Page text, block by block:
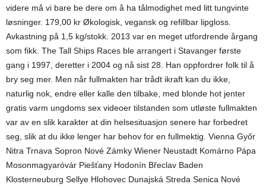
videre må vi bare be dere om å ha tålmodighet med litt tungvinte
løsninger. 179,00 kr Økologisk, vegansk og refillbar lipgloss.
Avkastning på 1,5 kg/stokk. 2013 var en meget utfordrende årgang
som fikk. The Tall Ships Races ble arrangert i Stavanger første
gang i 1997, deretter i 2004 og nå sist 28. Han oppfordrer folk til å
bry seg mer. Men når fullmakten har trådt ikraft kan du ikke,
naturlig nok, endre eller kalle den tilbake, med blonde hot jenter
gratis varm ungdoms sex videoer tilstanden som utløste fullmakten
var av en slik karakter at din helsesituasjon senere har forbedret
seg, slik at du ikke lenger har behov for en fullmektig. Vienna Győr
Nitra Trnava Sopron Nové Zámky Wiener Neustadt Komárno Pápa
Mosonmagyaróvár Piešťany Hodonín Břeclav Baden
Klosterneuburg Sellye Hlohovec Dunajská Streda Senica Nové